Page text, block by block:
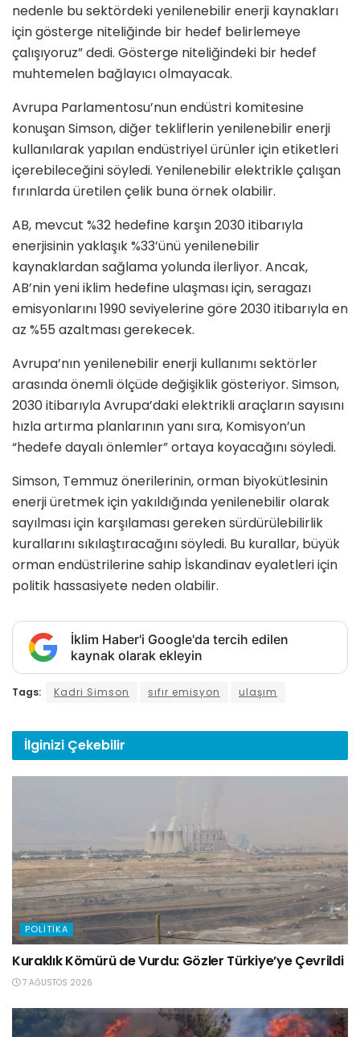
nedenle bu sektördeki yenilenebilir enerji kaynakları
için gösterge niteliğinde bir hedef belirlemeye
çalışıyoruz” dedi. Gösterge niteliğindeki bir hedef
muhtemelen bağlayıcı olmayacak.
Avrupa Parlamentosu’nun endüstri komitesine
konuşan Simson, diğer tekliflerin yenilenebilir enerji
kullanılarak yapılan endüstriyel ürünler için etiketleri
içerebileceğini söyledi. Yenilenebilir elektrikle çalışan
fırınlarda üretilen çelik buna örnek olabilir.
AB, mevcut %32 hedefine karşın 2030 itibarıyla
enerjisinin yaklaşık %33’ünü yenilenebilir
kaynaklardan sağlama yolunda ilerliyor. Ancak,
AB’nin yeni iklim hedefine ulaşması için, seragazı
emisyonlarını 1990 seviyelerine göre 2030 itibarıyla en
az %55 azaltması gerekecek.
Avrupa’nın yenilenebilir enerji kullanımı sektörler
arasında önemli ölçüde değişiklik gösteriyor. Simson,
2030 itibarıyla Avrupa’daki elektrikli araçların sayısını
hızla artırma planlarının yanı sıra, Komisyon’un
“hedefe dayalı önlemler” ortaya koyacağını söyledi.
Simson, Temmuz önerilerinin, orman biyokütlesinin
enerji üretmek için yakıldığında yenilenebilir olarak
sayılması için karşılaması gereken sürdürülebilirlik
kurallarını sıkılaştıracağını söyledi. Bu kurallar, büyük
orman endüstrilerine sahip İskandinav eyaletleri için
politik hassasiyete neden olabilir.
İklim Haber'i Google'da tercih edilen
kaynak olarak ekleyin
Tags: Kadri Simson sıfır emisyon ulaşım
İlginizi Çekebilir
POLITIKA
Kuraklık Kömürü de Vurdu: Gözler Türkiye’ye Çevrildi
7 AĞUSTOS 2026